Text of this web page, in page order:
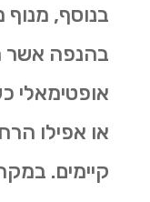
בנוסף,
בהנפה אשר
אופטימאלי
או אפילו